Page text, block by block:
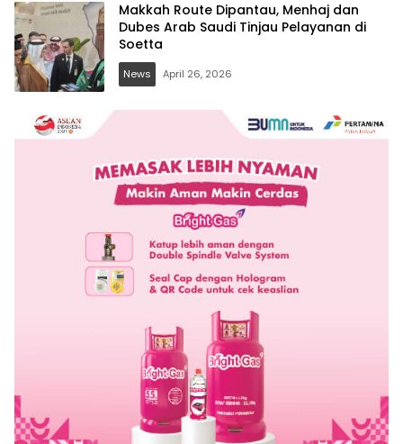
Makkah Route Dipantau, Menhaj dan
Dubes Arab Saudi Tinjau Pelayanan di
Soetta
News April 26, 2026